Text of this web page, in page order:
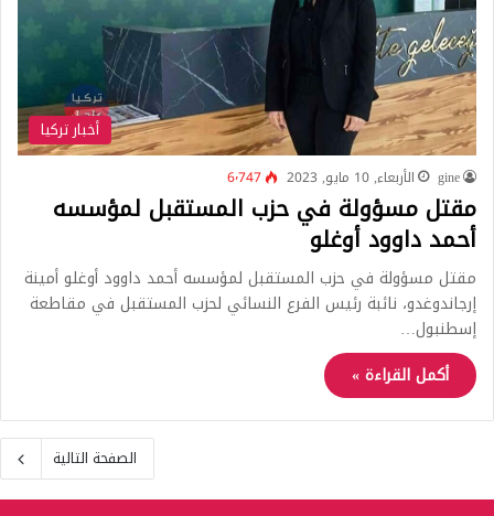
أخبار تركيا
gine الأربعاء, 10 مايو, 2023 6٬747
مقتل مسؤولة في حزب المستقبل لمؤسسه
أحمد داوود أوغلو
مقتل مسؤولة في حزب المستقبل لمؤسسه أحمد داوود أوغلو أمينة
إرجاندوغدو، نائبة رئيس الفرع النسائي لحزب المستقبل في مقاطعة
إسطنبول…
أكمل القراءة »
الصفحة التالية